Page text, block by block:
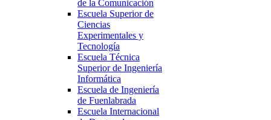
de la Comunicación
Escuela Superior de
Ciencias
Experimentales y
Tecnología
Escuela Técnica
Superior de Ingeniería
Informática
Escuela de Ingeniería
de Fuenlabrada
Escuela Internacional